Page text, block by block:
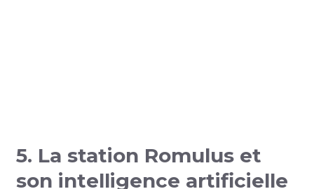
5. La station Romulus et
son intelligence artificielle